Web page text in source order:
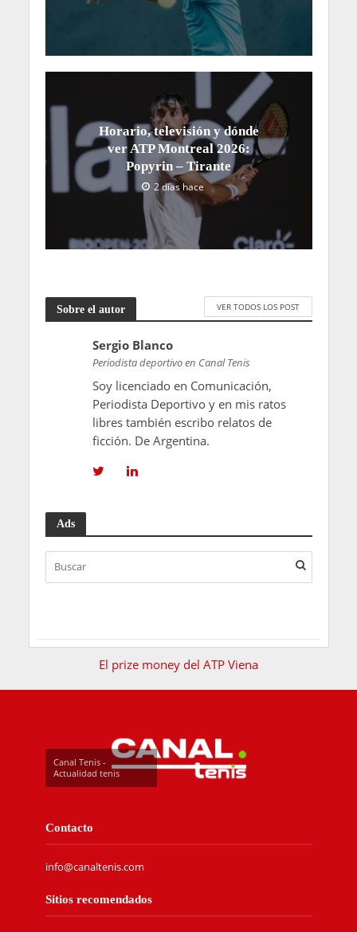
Horario, televisión y dónde
ver ATP Montreal 2026:
Popyrin – Tirante
2 días hace
Sobre el autor VER TODOS LOS POST
Sergio Blanco
Periodista deportivo en Canal Tenis
Soy licenciado en Comunicación,
Periodista Deportivo y en mis ratos
libres también escribo relatos de
ficción. De Argentina.
Ads
El prize money del ATP Viena
Canal Tenis -
Actualidad tenis
Contacto
info@canaltenis.com
Sitios recomendados